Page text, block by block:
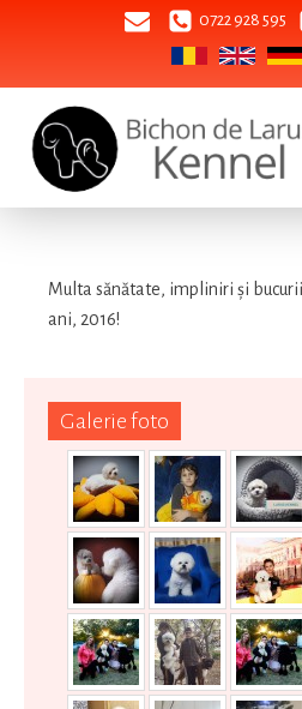
0722 928 595
Galerie foto
Multa sănătate, impliniri și
ani, 2016!